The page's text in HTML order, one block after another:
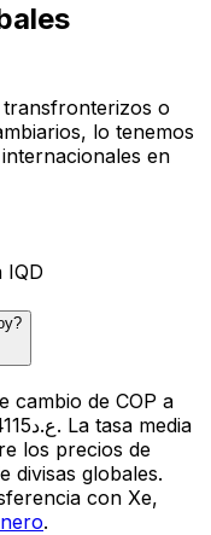
transfronterizos o
lo tenemos
en
IQD
cambio de COP a
los precios de
divisas globales.
con Xe,
.